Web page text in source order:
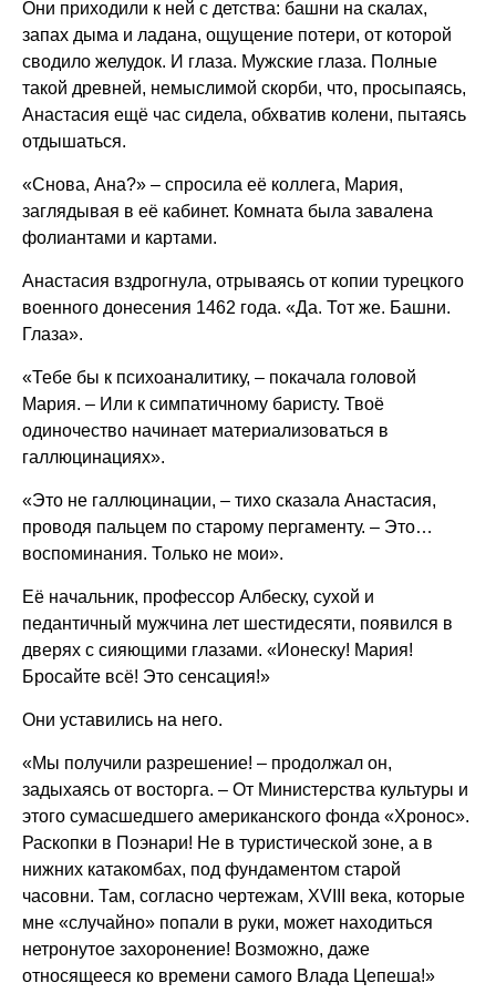
Они приходили к ней с детства: башни на скалах,
запах дыма и ладана, ощущение потери, от которой
сводило желудок. И глаза. Мужские глаза. Полные
такой древней, немыслимой скорби, что, просыпаясь,
Анастасия ещё час сидела, обхватив колени, пытаясь
отдышаться.
«Снова, Ана?» – спросила её коллега, Мария,
заглядывая в её кабинет. Комната была завалена
фолиантами и картами.
Анастасия вздрогнула, отрываясь от копии турецкого
военного донесения 1462 года. «Да. Тот же. Башни.
Глаза».
«Тебе бы к психоаналитику, – покачала головой
Мария. – Или к симпатичному баристу. Твоё
одиночество начинает материализоваться в
галлюцинациях».
«Это не галлюцинации, – тихо сказала Анастасия,
проводя пальцем по старому пергаменту. – Это…
воспоминания. Только не мои».
Её начальник, профессор Албеску, сухой и
педантичный мужчина лет шестидесяти, появился в
дверях с сияющими глазами. «Ионеску! Мария!
Бросайте всё! Это сенсация!»
Они уставились на него.
«Мы получили разрешение! – продолжал он,
задыхаясь от восторга. – От Министерства культуры и
этого сумасшедшего американского фонда «Хронос».
Раскопки в Поэнари! Не в туристической зоне, а в
нижних катакомбах, под фундаментом старой
часовни. Там, согласно чертежам, XVIII века, которые
мне «случайно» попали в руки, может находиться
нетронутое захоронение! Возможно, даже
относящееся ко времени самого Влада Цепеша!»